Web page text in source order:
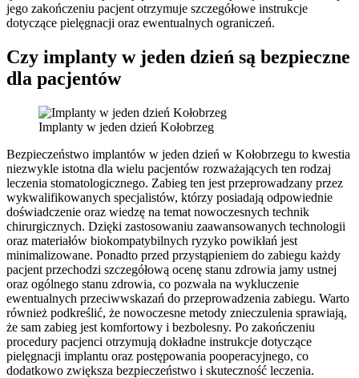
jego zakończeniu pacjent otrzymuje szczegółowe instrukcje
dotyczące pielęgnacji oraz ewentualnych ograniczeń.
Czy implanty w jeden dzień są bezpieczne
dla pacjentów
Implanty w jeden dzień Kołobrzeg
Bezpieczeństwo implantów w jeden dzień w Kołobrzegu to kwestia
niezwykle istotna dla wielu pacjentów rozważających ten rodzaj
leczenia stomatologicznego. Zabieg ten jest przeprowadzany przez
wykwalifikowanych specjalistów, którzy posiadają odpowiednie
doświadczenie oraz wiedzę na temat nowoczesnych technik
chirurgicznych. Dzięki zastosowaniu zaawansowanych technologii
oraz materiałów biokompatybilnych ryzyko powikłań jest
minimalizowane. Ponadto przed przystąpieniem do zabiegu każdy
pacjent przechodzi szczegółową ocenę stanu zdrowia jamy ustnej
oraz ogólnego stanu zdrowia, co pozwala na wykluczenie
ewentualnych przeciwwskazań do przeprowadzenia zabiegu. Warto
również podkreślić, że nowoczesne metody znieczulenia sprawiają,
że sam zabieg jest komfortowy i bezbolesny. Po zakończeniu
procedury pacjenci otrzymują dokładne instrukcje dotyczące
pielęgnacji implantu oraz postępowania pooperacyjnego, co
dodatkowo zwiększa bezpieczeństwo i skuteczność leczenia.